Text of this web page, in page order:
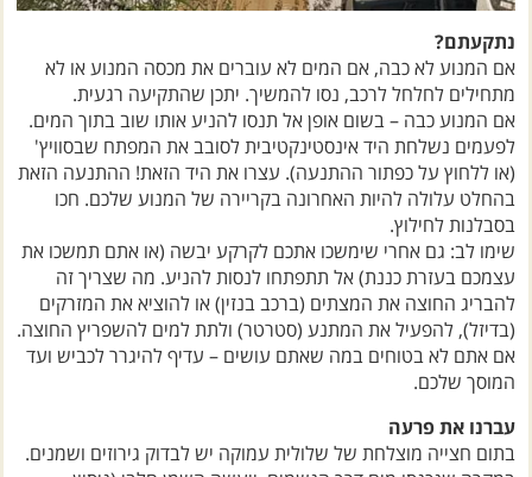
נתקעתם?
אם המנוע לא כבה, אם המים לא עוברים את מכסה המנוע או לא
מתחילים לחלחל לרכב, נסו להמשיך. יתכן שהתקיעה רגעית.
אם המנוע כבה – בשום אופן אל תנסו להניע אותו שוב בתוך המים.
לפעמים נשלחת היד אינסטינקטיבית לסובב את המפתח שבסוויץ'
(או ללחוץ על כפתור ההתנעה). עצרו את היד הזאת! ההתנעה הזאת
בהחלט עלולה להיות האחרונה בקריירה של המנוע שלכם. חכו
בסבלנות לחילוץ.
שימו לב: גם אחרי שימשכו אתכם לקרקע יבשה (או אתם תמשכו את
עצמכם בעזרת כננת) אל תתפתחו לנסות להניע. מה שצריך זה
להבריג החוצה את המצתים (ברכב בנזין) או להוציא את המזרקים
(בדיזל), להפעיל את המתנע (סטרטר) ולתת למים להשפריץ החוצה.
אם אתם לא בטוחים במה שאתם עושים – עדיף להיגרר לכביש ועד
המוסך שלכם.
עברנו את פרעה
בתום חצייה מוצלחת של שלולית עמוקה יש לבדוק גירוזים ושמנים.
במקרה שנכנסו מים דרך הנשמים, ייעשה השמן חלבי (ניסיון